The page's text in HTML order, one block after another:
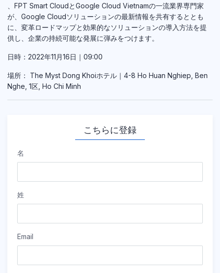
、FPT Smart CloudとGoogle Cloud Vietnamの一流業界専門家
が、Google Cloudソリューションの最新情報を共有するととも
に、変革ロードマップと効果的なソリューションの導入方法を提
供し、企業の持続可能な発展に弾みをつけます。
日時：2022年11月16日｜09:00
場所： The Myst Dong Khoiホテル｜4-8 Ho Huan Nghiep, Ben
Nghe, 1区, Ho Chi Minh
こちらに登録
名
姓
Email